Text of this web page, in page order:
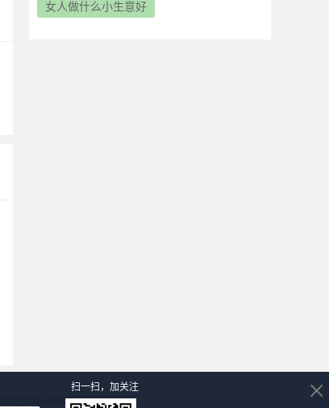
女人做什么小生意好
公网安备33010602000759号
扫一扫，加关注 ×